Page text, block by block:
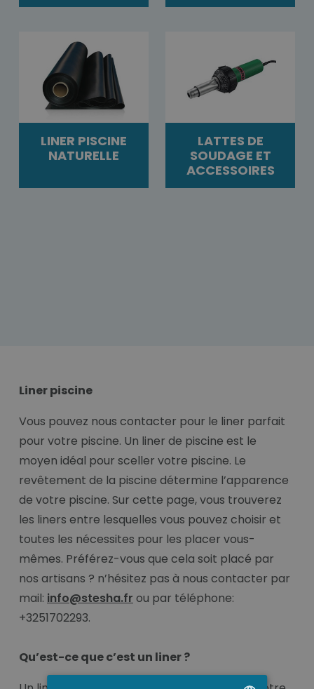
LINER PISCINE
NATURELLE
LATTES DE
SOUDAGE ET
ACCESSOIRES
Liner piscine
Vous pouvez nous contacter pour le liner parfait
pour votre piscine. Un liner de piscine est le
moyen idéal pour sceller votre piscine. Le
revêtement de la piscine détermine l’apparence
de votre piscine. Sur cette page, vous trouverez
les liners entre lesquelles vous pouvez choisir et
toutes les nécessites pour les placer vous-
mêmes. Préférez-vous que cela soit placé par
nos artisans ? n’hésitez pas à nous contacter par
mail: info@stesha.fr ou par téléphone:
+3251702293.
Qu’est-ce que c’est un liner ?